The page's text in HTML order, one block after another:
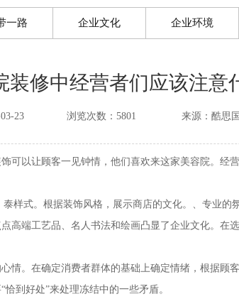
一路 企业文化 企业环境
装修中经营者们应该注意
23 浏览次数：5801 来源：酷思
以让顾客一见钟情，他们喜欢来这家美容院。经
泰样式。根据装饰风格，展示商店的文化。、专业
高端工艺品、名人书法和绘画凸显了企业文化。在
。在确定消费者群体的基础上确定情绪，根据顾
到好处”来处理冻结中的一些矛盾。